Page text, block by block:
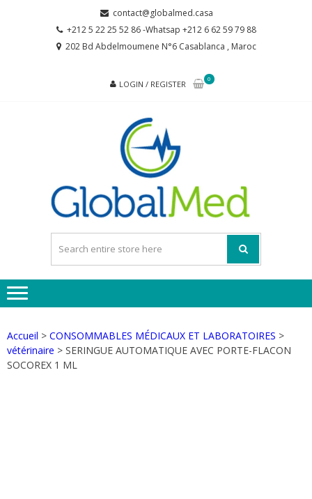
contact@globalmed.casa
+212 5 22 25 52 86 -Whatsap +212 6 62 59 79 88
202 Bd Abdelmoumene N°6 Casablanca , Maroc
LOGIN / REGISTER
0
Accueil > CONSOMMABLES MÉDICAUX ET LABORATOIRES >
vétérinaire > SERINGUE AUTOMATIQUE AVEC PORTE-FLACON
SOCOREX 1 ML